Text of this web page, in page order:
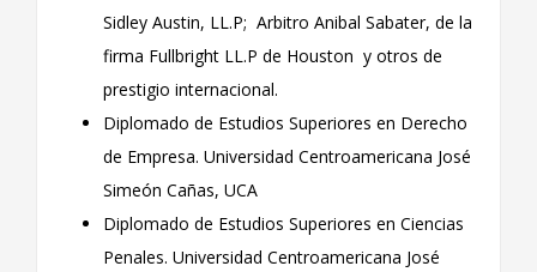
Sidley Austin, LL.P; Arbitro Anibal Sabater, de la
firma Fullbright LL.P de Houston y otros de
prestigio internacional.
Diplomado de Estudios Superiores en Derecho
de Empresa. Universidad Centroamericana José
Simeón Cañas, UCA
Diplomado de Estudios Superiores en Ciencias
Penales. Universidad Centroamericana José